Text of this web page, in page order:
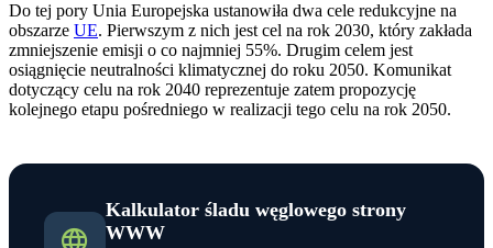
Do tej pory Unia Europejska ustanowiła dwa cele redukcyjne na
obszarze UE. Pierwszym z nich jest cel na rok 2030, który zakłada
zmniejszenie emisji o co najmniej 55%. Drugim celem jest
osiągnięcie neutralności klimatycznej do roku 2050. Komunikat
dotyczący celu na rok 2040 reprezentuje zatem propozycję
kolejnego etapu pośredniego w realizacji tego celu na rok 2050.
Kalkulator śladu węglowego strony
WWW